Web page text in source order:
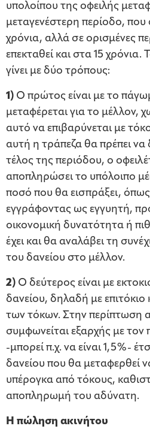
υπολοίπου της οφειλής
μεταγενέστερη περίοδο, που
χρόνια, αλλά σε ορισμένες
επεκταθεί και στα 15
γίνει με δύο τρόπους:
1) Ο πρώτος είναι με το
μεταφέρεται για το μέλλον,
αυτό να επιβαρύνεται με
αυτή η τράπεζα θα πρέπει να
τέλος της περιόδου, ο
αποπληρώσει το υπόλοιπο
ποσό που θα εισπράξει, όπως
εγγράφοντας ως εγγυητή,
οικονομική δυνατότητα ή
έχει και θα αναλάβει τη
του δανείου στο μέλλον.
2) Ο δεύτερος είναι με
δανείου, δηλαδή με επιτόκιο
των τόκων. Στην περίπτωση
συμφωνείται εξαρχής με τον
-μπορεί π.χ. να είναι 1,5%-
δανείου που θα μεταφερθεί
υπέρογκα από τόκους,
αποπληρωμή του αδύνατη.
Η πώληση ακινήτου